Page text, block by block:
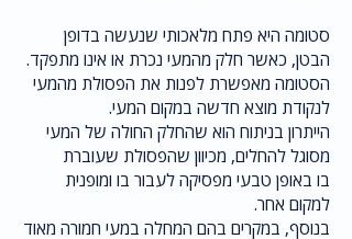
סטומה היא פתח מלאכותי שנעשה בדופן
הבטן, כאשר חלק מהמעי נכרת או אינו מתפקד.
הסטומה מאפשרת לפנות את הפסולת מהמעי
לנקודת מוצא חדשה במקום המעי.
הייתרון בניתוח הוא שהחלק החולה של המעי
מסוגל להחלים, מכיוון שהפסולת שעוברת
בו באופן טבעי מפסיקה לעבור בו ומופנית
למקום אחר.
בנוסף, במקרים בהם המחלה במעי חמורה מאוד